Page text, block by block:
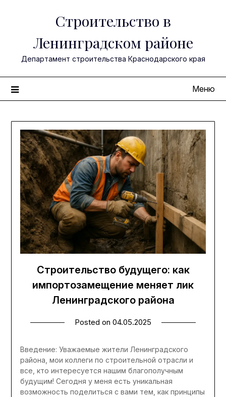
Строительство в
Ленинградском районе
Департамент строительства Краснодарского края
Меню
Строительство будущего: как
импортозамещение меняет лик
Ленинградского района
Posted on 04.05.2025
Введение: Уважаемые жители Ленинградского
района, мои коллеги по строительной отрасли и
все, кто интересуется нашим благополучным
будущим! Сегодня у меня есть уникальная
возможность поделиться с вами тем, как принципы